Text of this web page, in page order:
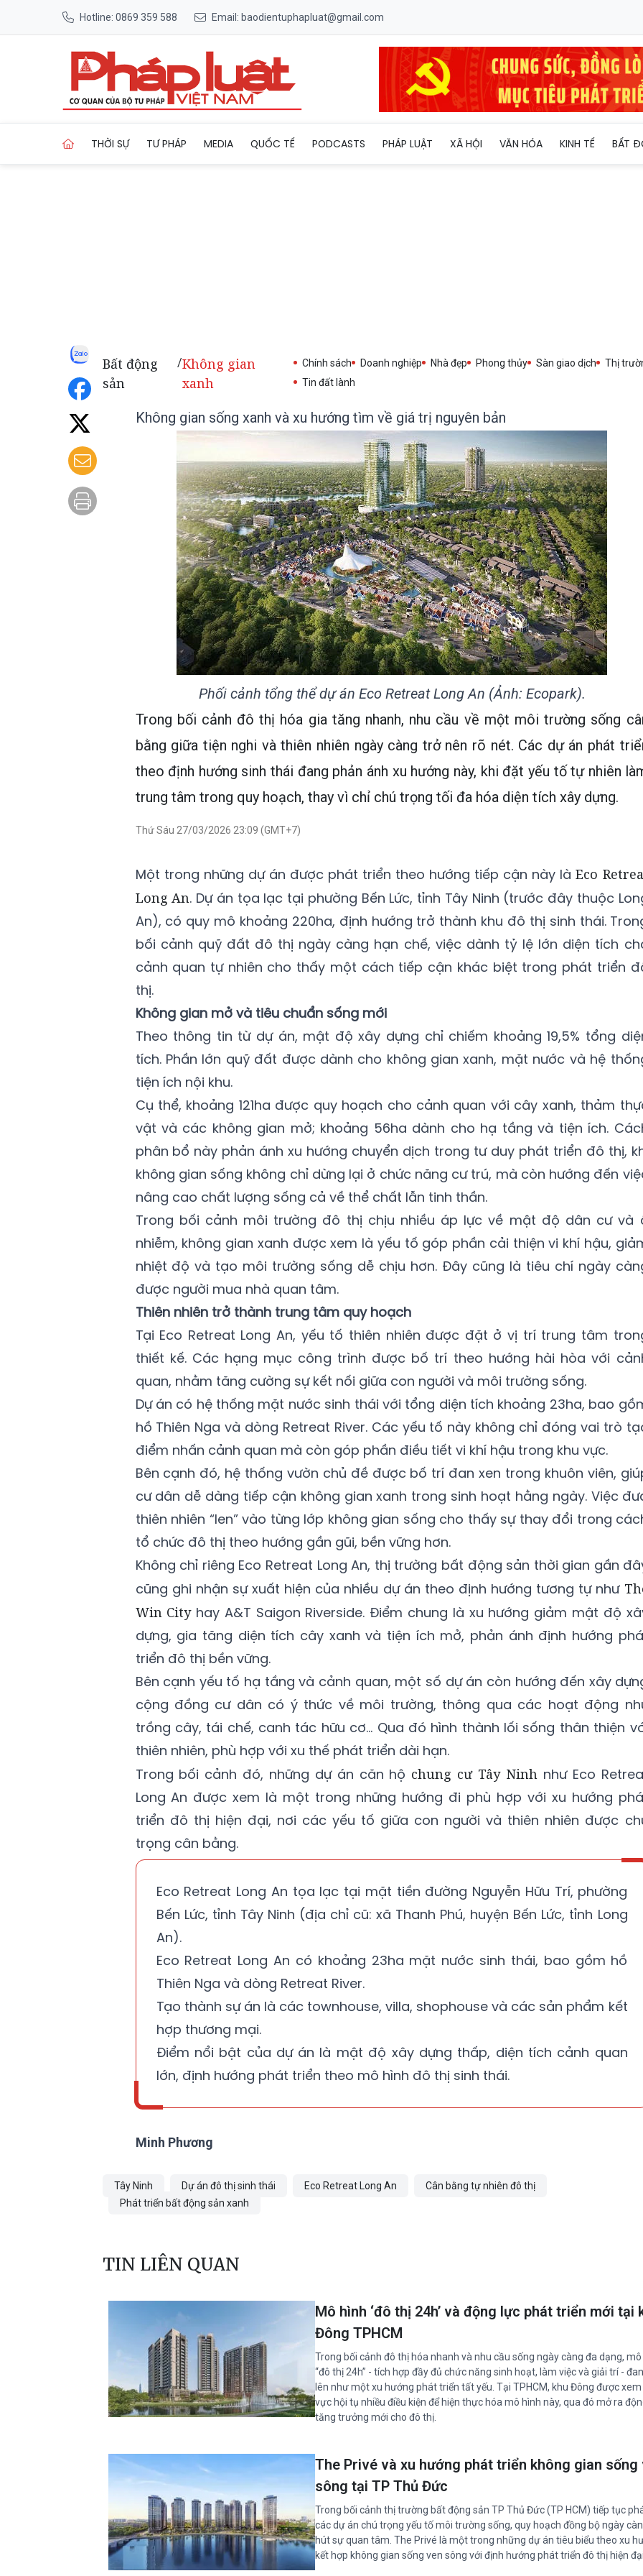
Hotline: 0869 359 588 Email: baodientuphapluat@gmail.com
THỜI SỰ TƯ PHÁP MEDIA QUỐC TẾ PODCASTS PHÁP LUẬT XÃ HỘI VĂN HÓA KINH TẾ BẤT
Bất động
sản
/Không gian
xanh
Chính sách Doanh nghiệp Nhà đẹp Phong thủy Sàn giao dịch
Thị
Tin đất lành
Không gian sống xanh và xu hướng tìm về giá trị nguyên bản
Phối cảnh tổng thể dự án Eco Retreat Long An (Ảnh: Ecopark).
Trong bối cảnh đô thị hóa gia tăng nhanh, nhu cầu về một môi trường sống
bằng giữa tiện nghi và thiên nhiên ngày càng trở nên rõ nét. Các dự án phát
theo định hướng sinh thái đang phản ánh xu hướng này, khi đặt yếu tố tự nhiên
trung tâm trong quy hoạch, thay vì chỉ chú trọng tối đa hóa diện tích xây dựng.
Thứ Sáu 27/03/2026 23:09 (GMT+7)
Một trong những dự án được phát triển theo hướng tiếp cận này làEco
Long An. Dự án tọa lạc tại phường Bến Lức, tỉnh Tây Ninh (trước đây thuộc
An), có quy mô khoảng 220ha, định hướng trở thành khu đô thị sinh thái.
bối cảnh quỹ đất đô thị ngày càng hạn chế, việc dành tỷ lệ lớn diện tích
cảnh quan tự nhiên cho thấy một cách tiếp cận khác biệt trong phát triển
thị.
Không gian mở và tiêu chuẩn sống mới
Theo thông tin từ dự án, mật độ xây dựng chỉ chiếm khoảng 19,5% tổng
tích. Phần lớn quỹ đất được dành cho không gian xanh, mặt nước và hệ
tiện ích nội khu.
Cụ thể, khoảng 121ha được quy hoạch cho cảnh quan với cây xanh, thảm
vật và các không gian mở; khoảng 56ha dành cho hạ tầng và tiện ích.
phân bổ này phản ánh xu hướng chuyển dịch trong tư duy phát triển đô thị,
không gian sống không chỉ dừng lại ở chức năng cư trú, mà còn hướng đến
nâng cao chất lượng sống cả về thể chất lẫn tinh thần.
Trong bối cảnh môi trường đô thị chịu nhiều áp lực về mật độ dân cư và
nhiễm, không gian xanh được xem là yếu tố góp phần cải thiện vi khí hậu,
nhiệt độ và tạo môi trường sống dễ chịu hơn. Đây cũng là tiêu chí ngày
được người mua nhà quan tâm.
Thiên nhiên trở thành trung tâm quy hoạch
Tại Eco Retreat Long An, yếu tố thiên nhiên được đặt ở vị trí trung tâm
thiết kế. Các hạng mục công trình được bố trí theo hướng hài hòa với
quan, nhằm tăng cường sự kết nối giữa con người và môi trường sống.
Dự án có hệ thống mặt nước sinh thái với tổng diện tích khoảng 23ha, bao
hồ Thiên Nga và dòng Retreat River. Các yếu tố này không chỉ đóng vai trò
điểm nhấn cảnh quan mà còn góp phần điều tiết vi khí hậu trong khu vực.
Bên cạnh đó, hệ thống vườn chủ đề được bố trí đan xen trong khuôn viên,
cư dân dễ dàng tiếp cận không gian xanh trong sinh hoạt hằng ngày. Việc
thiên nhiên “len” vào từng lớp không gian sống cho thấy sự thay đổi trong
tổ chức đô thị theo hướng gần gũi, bền vững hơn.
Không chỉ riêng Eco Retreat Long An, thị trường bất động sản thời gian gần
cũng ghi nhận sự xuất hiện của nhiều dự án theo định hướng tương tự như
Win Cityhay A&T Saigon Riverside. Điểm chung là xu hướng giảm mật độ
dựng, gia tăng diện tích cây xanh và tiện ích mở, phản ánh định hướng
triển đô thị bền vững.
Bên cạnh yếu tố hạ tầng và cảnh quan, một số dự án còn hướng đến xây
cộng đồng cư dân có ý thức về môi trường, thông qua các hoạt động
trồng cây, tái chế, canh tác hữu cơ… Qua đó hình thành lối sống thân thiện
thiên nhiên, phù hợp với xu thế phát triển dài hạn.
Trong bối cảnh đó, những dự án căn hộ chung cư Tây Ninhnhư Eco
Long An được xem là một trong những hướng đi phù hợp với xu hướng
triển đô thị hiện đại, nơi các yếu tố giữa con người và thiên nhiên được
trọng cân bằng.
Eco Retreat Long An tọa lạc tại mặt tiền đường Nguyễn Hữu Trí, phường
Bến Lức, tỉnh Tây Ninh (địa chỉ cũ: xã Thanh Phú, huyện Bến Lức, tỉnh Long
An).
Eco Retreat Long An có khoảng 23ha mặt nước sinh thái, bao gồm hồ
Thiên Nga và dòng Retreat River.
Tạo thành sự án là các townhouse, villa, shophouse và các sản phẩm kết
hợp thương mại.
Điểm nổi bật của dự án là mật độ xây dựng thấp, diện tích cảnh quan
lớn, định hướng phát triển theo mô hình đô thị sinh thái.
Minh Phương
Tây Ninh Dự án đô thị sinh thái Eco Retreat Long An
Cân bằng tự nhiên đô thị
Phát triển bất động sản xanh
TIN LIÊN QUAN
Mô hình ‘đô thị 24h’ và động lực phát triển mới tại
Đông TPHCM
Trong bối cảnh đô thị hóa nhanh và nhu cầu sống ngày càng đa dạng, mô
“đô thị 24h” - tích hợp đầy đủ chức năng sinh hoạt, làm việc và giải trí -
lên như một xu hướng phát triển tất yếu. Tại TPHCM, khu Đông được xem
vực hội tụ nhiều điều kiện để hiện thực hóa mô hình này, qua đó mở ra
tăng trưởng mới cho đô thị.
The Privé và xu hướng phát triển không gian sống
sông tại TP Thủ Đức
Trong bối cảnh thị trường bất động sản TP Thủ Đức (TP HCM) tiếp tục
các dự án chú trọng yếu tố môi trường sống, quy hoạch đồng bộ ngày
hút sự quan tâm. The Privé là một trong những dự án tiêu biểu theo xu
kết hợp không gian sống ven sông với định hướng phát triển đô thị hiện đại.